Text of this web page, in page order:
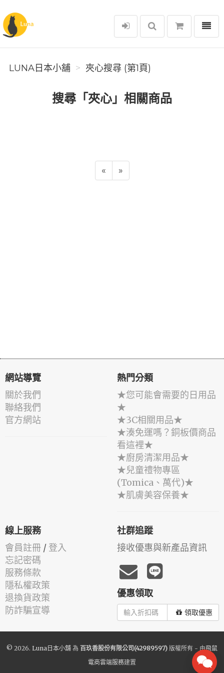
Luna日本小舖
選單
LUNA日本小舖 夾心搜尋 (第1頁)
搜尋「夾心」相關商品
« »
網站導覽
關於我們
聯絡我們
官方網站
熱門分類
★您可能會需要的日用品
★
★3C相關用品★
★湊免運嗎？銅板價商品
看這裡★
★廚房清潔用品★
★兒童禮物專區
(Tomica、萬代)★
★肌膚美容保養★
線上服務
會員註冊 / 登入
忘記密碼
服務條款
隱私權政策
退換貨政策
防詐騙宣導
社群追蹤
接收優惠與新產品資訊
優惠領取
領取優惠
© 2026. Luna日本小舖 為 百玖香股份有限公司(42989597) 版權所有 - 由飛鼠
電商雲端服務建置